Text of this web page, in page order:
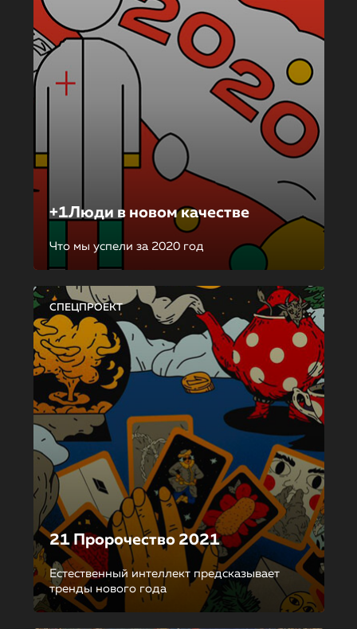
+1Люди в новом качестве
Что мы успели за 2020 год
СПЕЦПРОЕКТ
21 Пророчество 2021
Естественный интеллект предсказывает
тренды нового года